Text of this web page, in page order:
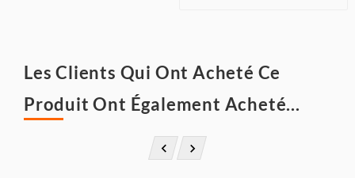
Les Clients Qui Ont Acheté Ce
Produit Ont Également Acheté...
 